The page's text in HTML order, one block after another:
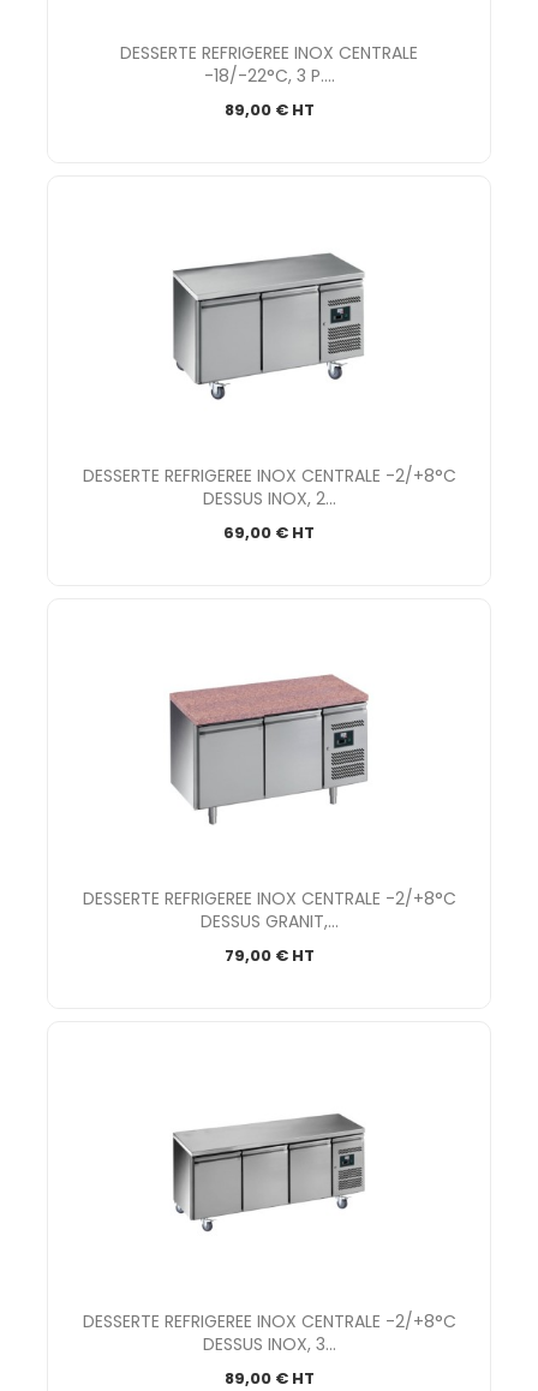
DESSERTE REFRIGEREE INOX CENTRALE
-18/-22°C, 3 P....
89,00 € HT
DESSERTE REFRIGEREE INOX CENTRALE -2/+8°C
DESSUS INOX, 2...
69,00 € HT
DESSERTE REFRIGEREE INOX CENTRALE -2/+8°C
DESSUS GRANIT,...
79,00 € HT
DESSERTE REFRIGEREE INOX CENTRALE -2/+8°C
DESSUS INOX, 3...
89,00 € HT